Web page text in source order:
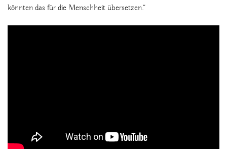
könnten das für die Menschheit übersetzen.“